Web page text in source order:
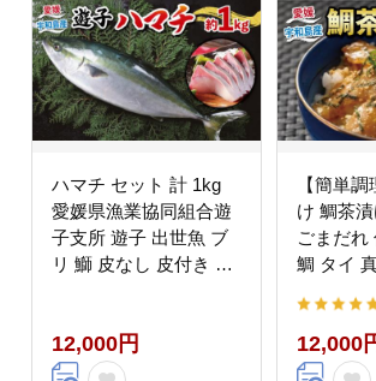
ハマチ セット 計 1kg
愛媛県漁業協同組合遊
子支所 遊子 出世魚 ブ
リ 鰤 皮なし 皮付き ハ
凍 D012-022005
12,000円
【簡単
け 鯛茶
ごまだれ
鯛 タイ
12,000